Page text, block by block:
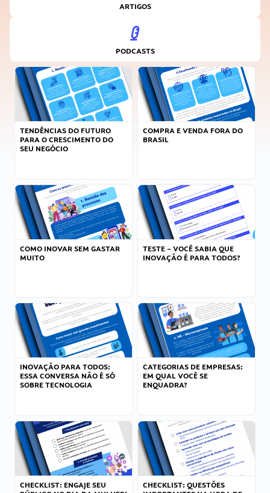
ARTIGOS
PODCASTS
TENDÊNCIAS DO FUTURO
PARA O CRESCIMENTO DO
SEU NEGÓCIO
COMPRA E VENDA FORA DO
BRASIL
COMO INOVAR SEM GASTAR
MUITO
TESTE – VOCÊ SABIA QUE
INOVAÇÃO É PARA TODOS?
INOVAÇÃO PARA TODOS:
ESSA CONVERSA NÃO É SÓ
SOBRE TECNOLOGIA
CATEGORIAS DE EMPRESAS:
EM QUAL VOCÊ SE
ENQUADRA?
CHECKLIST: ENGAJE SEU
CHECKLIST: QUESTÕES